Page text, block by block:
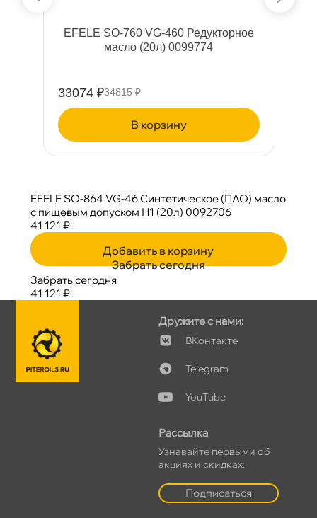
EFELE SO-760 VG-460 Редукторное
масло (20л) 0099774
33074 ₽34815 ₽
корзину
EFELE SO-864 VG-46 Синтетическое (ПАО) масло
с пищевым допуском Н1 (20л) 0092706
41 121 ₽
Добавить в корзину
Забрать сегодня
Забрать сегодня
41 121 ₽
Дружите с нами:
Контакте
Telegram
YouTube
Рассылка
Узнавайте первыми о
акциях и скидках:
Подписаться